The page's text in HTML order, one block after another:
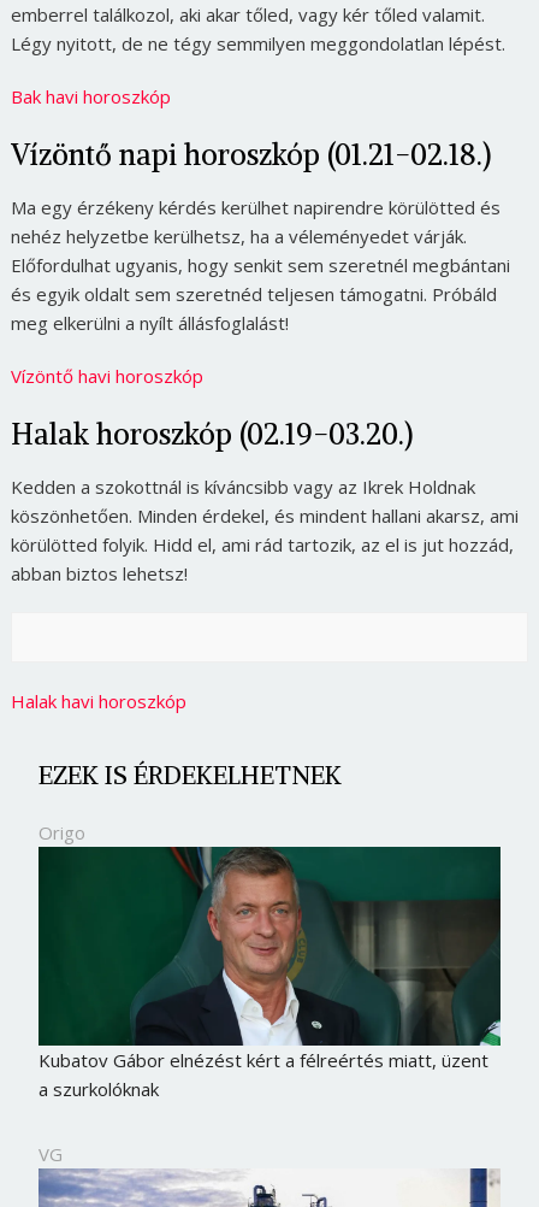
emberrel találkozol, aki akar tőled, vagy kér tőled valamit.
Légy nyitott, de ne tégy semmilyen meggondolatlan lépést.
Bak havi horoszkóp
Vízöntő napi horoszkóp (01.21-02.18.)
Ma egy érzékeny kérdés kerülhet napirendre körülötted és
nehéz helyzetbe kerülhetsz, ha a véleményedet várják.
Előfordulhat ugyanis, hogy senkit sem szeretnél megbántani
és egyik oldalt sem szeretnéd teljesen támogatni. Próbáld
meg elkerülni a nyílt állásfoglalást!
Vízöntő havi horoszkóp
Halak horoszkóp (02.19-03.20.)
Kedden a szokottnál is kíváncsibb vagy az Ikrek Holdnak
köszönhetően. Minden érdekel, és mindent hallani akarsz, ami
körülötted folyik. Hidd el, ami rád tartozik, az el is jut hozzád,
abban biztos lehetsz!
Halak havi horoszkóp
EZEK IS ÉRDEKELHETNEK
Origo
Kubatov Gábor elnézést kért a félreértés miatt, üzent
a szurkolóknak
VG